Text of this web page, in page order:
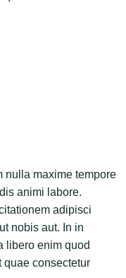
nulla maxime tempore
animi labore.
adipisci
nobis aut. In in
libero enim quod
consectetur